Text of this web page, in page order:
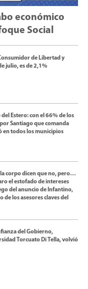
económico
Social
de Libertad y
julio, es de 2,1%
Estero: con el 66% de los
Santiago que comanda
en todos los municipios
la corpo dicen que no, pero…
el estofado de intereses
del anuncio de Infantino,
los asesores claves del
del Gobierno,
Torcuato Di Tella, volvió